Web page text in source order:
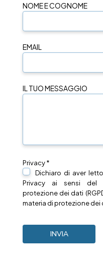
NOME E COGNOME
EMAIL
IL TUO MESSAGGIO
Privacy *
Dichiaro di aver
Privacy ai sensi del
protezione dei dati
materia di protezione dei